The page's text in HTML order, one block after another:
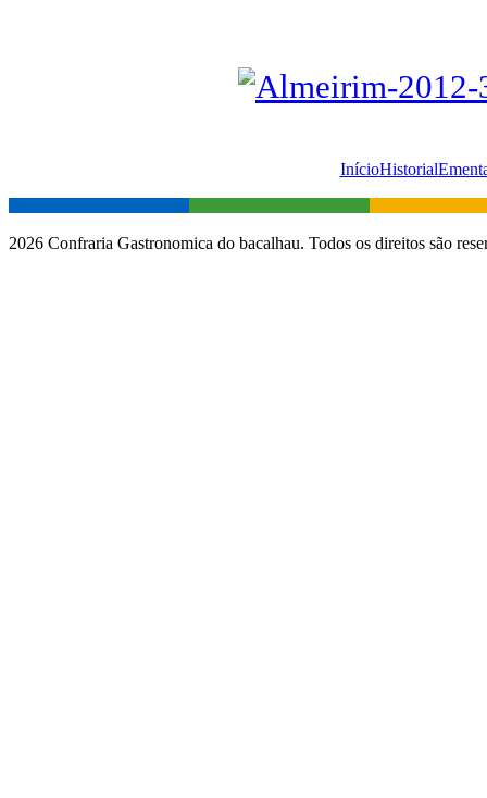
InícioHistorial
2026 Confraria Gastronomica do bacalhau. Todos os direitos são